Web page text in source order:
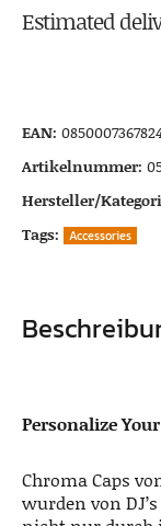
Estimated
EAN:
Artikelnummer:
Hersteller/
Tags:
Accessories
Personalize
Chroma Caps
wurden von